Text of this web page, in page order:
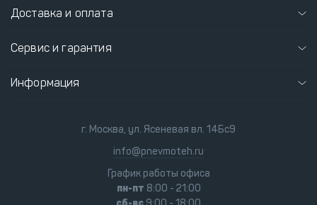
Доставка и оплата
Сервис и гарантия
Информация
г. Москва, ул. Ясеневая вл. 14Бс9
info@pnevmoteh.ru
График работы офиса
пн-пт 8:00 - 21:00